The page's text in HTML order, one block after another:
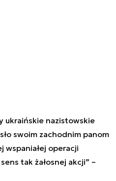
ukraińskie nazistowskie
swoim zachodnim panom
wspaniałej operacji
tak żałosnej akcji” –